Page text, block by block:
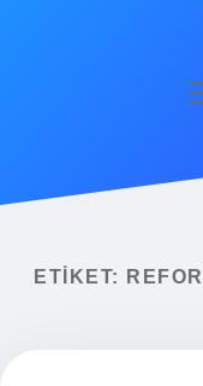
Yasal Uyarı
ETIKET: